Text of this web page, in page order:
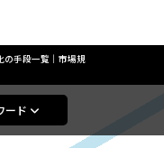
手段一覧｜市場規
ード